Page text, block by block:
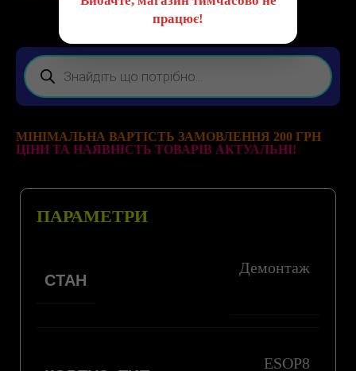
МІНІМАЛЬНА ВАРТІСТЬ ЗАМОВЛЕННЯ 200 ГРН
ЦІНИ ТА НАЯВНІСТЬ ТОВАРІВ АКТУАЛЬНІ!
ПАРАМЕТРИ
СТАН
Демонтаж
ESOP8
працює!